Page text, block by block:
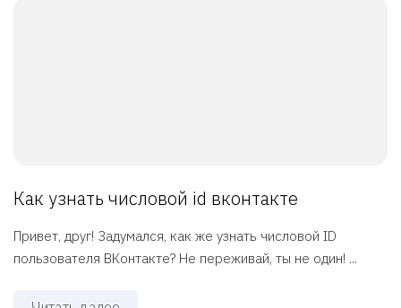
Как узнать числовой id вконтакте
Привет, друг! Задумался, как же узнать числовой ID
пользователя ВКонтакте? Не переживай, ты не один! ...